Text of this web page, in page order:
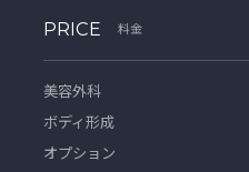
PRICE 料金
美容外科
ボディ形成
オプション